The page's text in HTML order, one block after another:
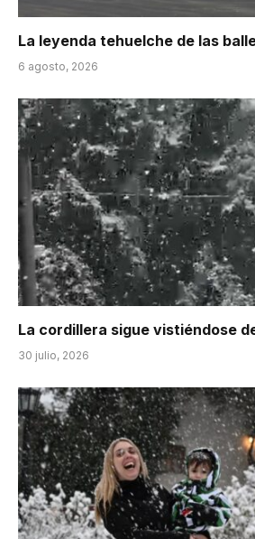
La leyenda tehuelche de las
6 agosto, 2026
La cordillera sigue vistiéndose
30 julio, 2026